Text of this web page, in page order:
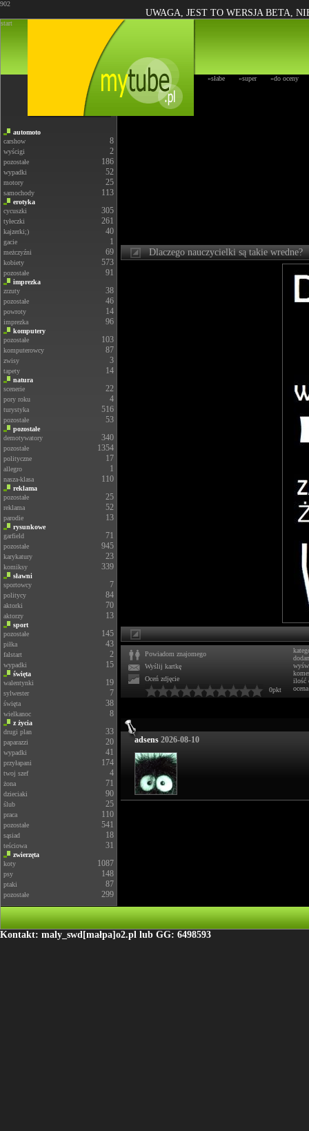
902
UWAGA, JEST TO WERSJA BETA,
start
»słabe »super »do oceny
automoto
carshow
8
wyścigi 2
pozostałe 186
wypadki 52
motory 25
samochody 113
erotyka
cycuszki
305
tyłeczki 261
kajzerki;) 40
gacie 1
meżczyźni 69
kobiety 573
pozostałe 91
imprezka
zrzuty
38
pozostałe 46
powroty 14
imprezka 96
komputery
pozostałe
103
komputerowcy 87
zwisy 3
tapety 14
natura
scenerie
22
pory roku 4
turystyka 516
pozostałe 53
pozostałe
demotywatory
340
pozostałe 1354
polityczne 17
allegro 1
nasza-klasa 110
reklama
pozostałe
25
reklama 52
parodie 13
rysunkowe
garfield
71
pozostałe 945
karykatury 23
komiksy 339
sławni
sportowcy
7
politycy 84
aktorki 70
aktorzy 13
sport
pozostałe
145
piłka 43
falstart 2
wypadki 15
święta
walentynki
19
sylwester 7
święta 38
wielkanoc 8
z życia
drugi plan
33
paparazzi 20
wypadki 41
przyłapani 174
twoj szef 4
żona 71
dzieciaki 90
ślub 25
praca 110
pozostałe 541
sąsiad 18
teściowa 31
zwierzęta
koty
1087
psy 148
ptaki 87
pozostałe 299
Dlaczego nauczycielki są takie wredne?
Powiadom znajomego
Wyślij kartkę
Oceń zdjęcie
0pkt
ilość
ocena
adsens 2026-08-10
Kontakt: maly_swd[małpa]o2.pl lub GG: 6498593